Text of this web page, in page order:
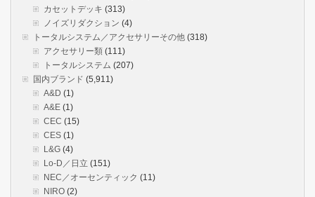
カセットデッキ (313)
ノイズリダクション (4)
トータルシステム／アクセサリーその他 (318)
アクセサリー類 (111)
トータルシステム (207)
国内ブランド (5,911)
A&D (1)
A&E (1)
CEC (15)
CES (1)
L&G (4)
Lo-D／日立 (151)
NEC／オーセンティック (11)
NIRO (2)